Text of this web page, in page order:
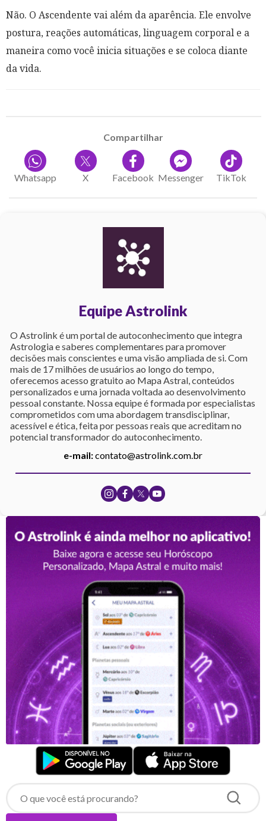
Não. O Ascendente vai além da aparência. Ele envolve
postura, reações automáticas, linguagem corporal e a
maneira como você inicia situações e se coloca diante
da vida.
Compartilhar
Whatsapp X Facebook Messenger TikTok
Equipe Astrolink
O Astrolink é um portal de autoconhecimento que integra
Astrologia e saberes complementares para promover
decisões mais conscientes e uma visão ampliada de si. Com
mais de 17 milhões de usuários ao longo do tempo,
oferecemos acesso gratuito ao Mapa Astral, conteúdos
personalizados e uma jornada voltada ao desenvolvimento
pessoal constante. Nossa equipe é formada por especialistas
comprometidos com uma abordagem transdisciplinar,
acessível e ética, feita por pessoas reais que acreditam no
potencial transformador do autoconhecimento.
e-mail:contato@astrolink.com.br